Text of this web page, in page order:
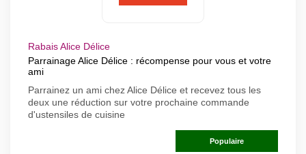
Rabais Alice Délice
Parrainage Alice Délice : récompense pour vous et votre
ami
Parrainez un ami chez Alice Délice et recevez tous les
deux une réduction sur votre prochaine commande
d'ustensiles de cuisine
Populaire